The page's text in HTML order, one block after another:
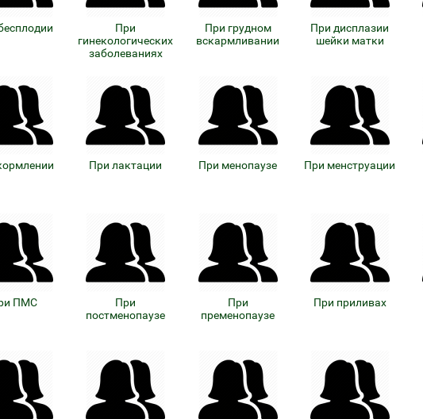
При
гинекологических
заболеваниях
При грудном
вскармливании
При дисплазии
шейки матки
При лактации При менопаузе При менструации
ПМС
При
постменопаузе
При
пременопаузе
При приливах